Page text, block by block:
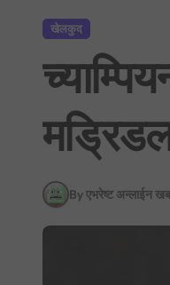
खेलकुद
By एभरेष्ट अन्लाईन